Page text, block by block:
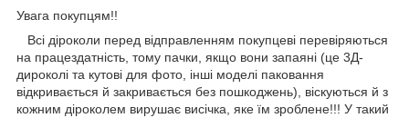
Увага покупцям!!
Всі діроколи перед відправленням покупцеві перевіряються
на працездатність, тому пачки, якщо вони запаяні (це 3Д-
дироколі та кутові для фото, інші моделі паковання
відкривається й закривається без пошкоджень), віскуються й з
кожним діроколем вирушає висічка, яке їм зроблене!!! У такий